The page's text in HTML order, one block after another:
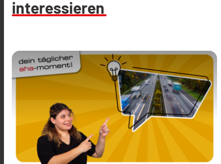
interessieren